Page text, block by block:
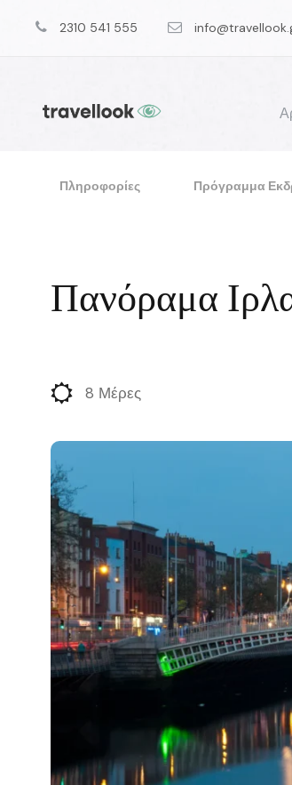
2310 541 555
Πληροφορίες Πρόγραμμα
Πανόραμα
8 Μέρες